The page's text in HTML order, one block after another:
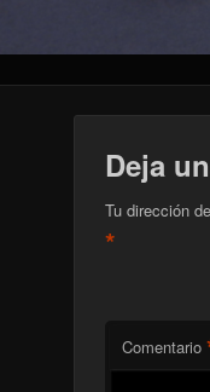
Deja
Tu dirección
*
Comentario